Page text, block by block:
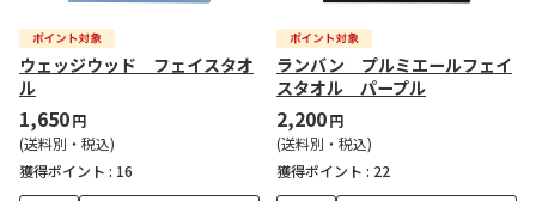
ウェッジウッド フェイスタオ
ル
1,650円
(送料別・税込)
獲得ポイント : 16
ランバン プルミエールフェイ
スタオル パープル
2,200円
(送料別・税込)
獲得ポイント : 22